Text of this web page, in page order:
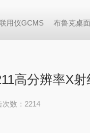
用仪GCMS 布鲁克桌
高分辨率X
次数：2214